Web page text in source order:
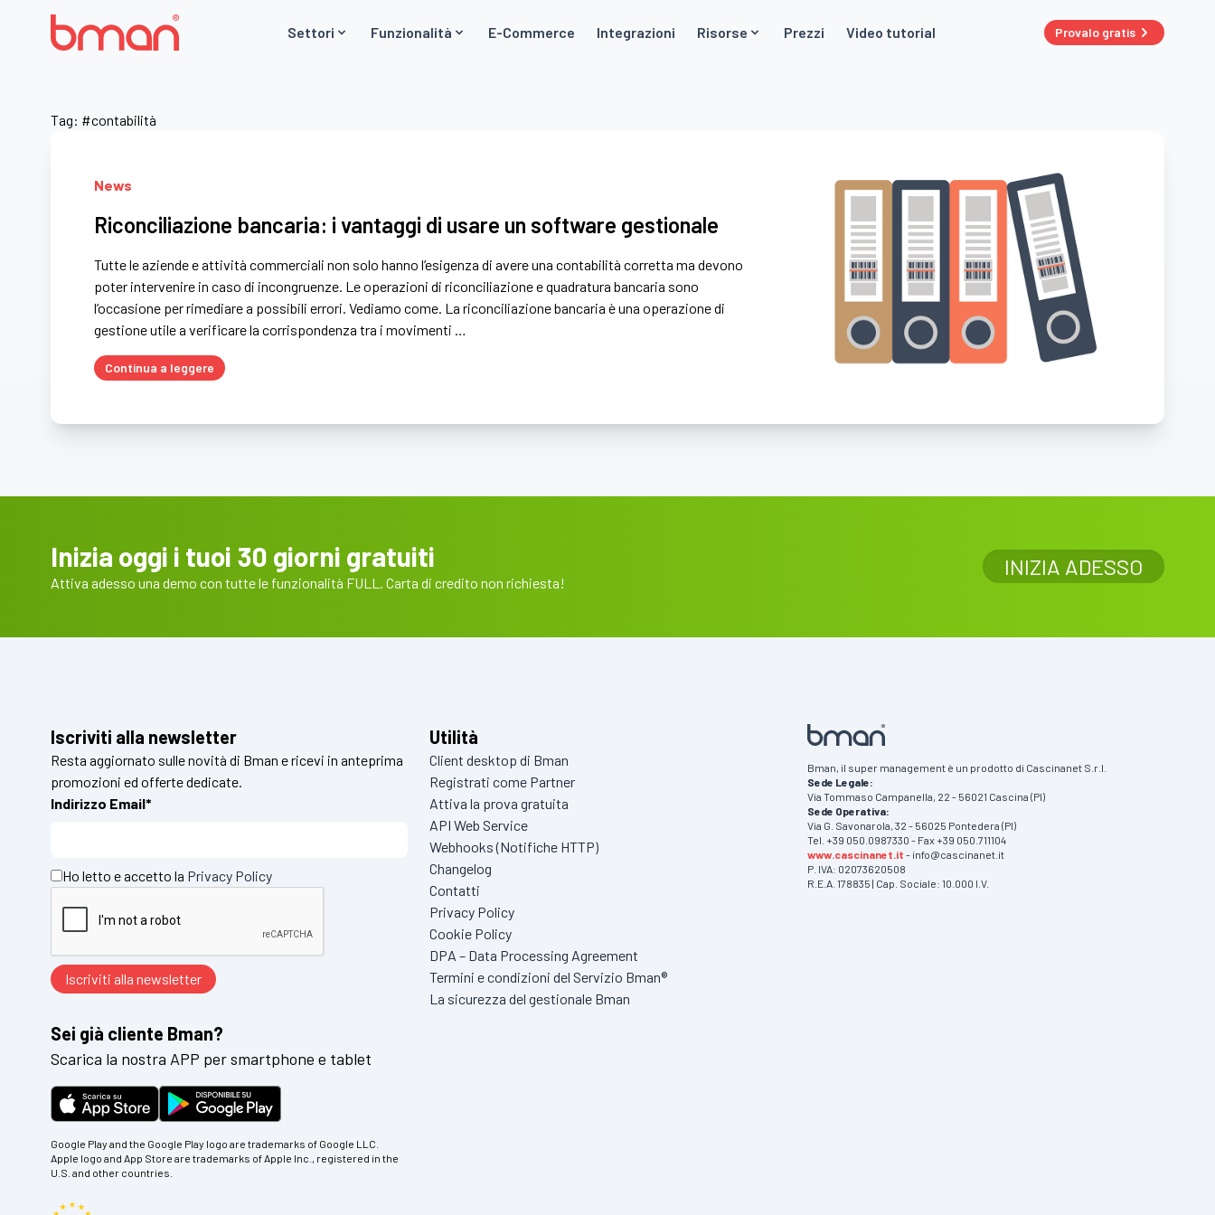
Settori
Funzionalità E-Commerce Integrazioni Risorse Prezzi Video tutorial Provalo gratis
Tag: #contabilità
News
Riconciliazione bancaria: i vantaggi di usare un software gestionale
Tutte le aziende e attività commerciali non solo hanno l’esigenza di avere una contabilità corretta ma devono
poter intervenire in caso di incongruenze. Le operazioni di riconciliazione e quadratura bancaria sono
l’occasione per rimediare a possibili errori. Vediamo come. La riconciliazione bancaria è una operazione di
gestione utile a verificare la corrispondenza tra i movimenti …
Continua a leggere
Inizia oggi i tuoi 30 giorni gratuiti
Attiva adesso una demo con tutte le funzionalità FULL. Carta di credito non richiesta!
INIZIA ADESSO
Iscriviti alla newsletter
Resta aggiornato sulle novità di Bman e ricevi in anteprima
promozioni ed offerte dedicate.
Indirizzo Email*
Ho letto e accetto la Privacy Policy
Sei già cliente Bman?
Scarica la nostra APP per smartphone e tablet
Google Play and the Google Play logo are trademarks of Google LLC.
Apple logo and App Store are trademarks of Apple Inc., registered in the
U.S. and other countries.
Utilità
Client desktop di Bman
Registrati come Partner
Attiva la prova gratuita
API Web Service
Webhooks (Notifiche HTTP)
Changelog
Contatti
Privacy Policy
Cookie Policy
DPA – Data Processing Agreement
Termini e condizioni del Servizio Bman®
La sicurezza del gestionale Bman
Bman, il super management è un prodotto di Cascinanet S.r.l.
Sede Legale:
Via Tommaso Campanella, 22 - 56021 Cascina (PI)
Sede Operativa:
Via G. Savonarola, 32 - 56025 Pontedera (PI)
Tel. +39 050.0987330 - Fax +39 050.711104
www.cascinanet.it - info@cascinanet.it
P. IVA: 02073620508
R.E.A. 178835 | Cap. Sociale: 10.000 I.V.